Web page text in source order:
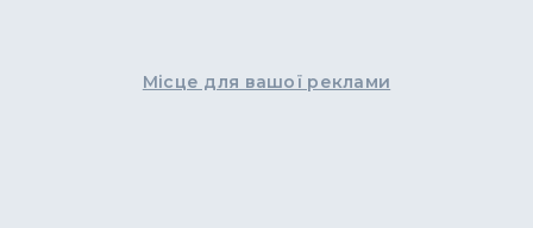
Місце для вашої реклами